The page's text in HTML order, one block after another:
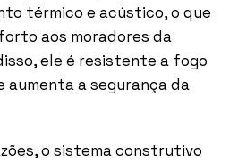
térmico e acústico, o que
aos moradores da
ele é resistente a fogo
aumenta a segurança da
o sistema construtivo